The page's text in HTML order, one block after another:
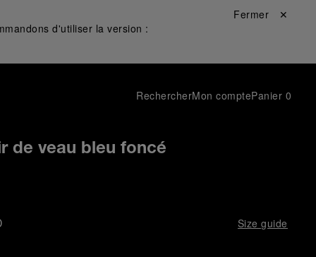
d'utiliser la version :
Fermer ✕
RechercherMon comptePanier 0
de veau bleu foncé
Size guide